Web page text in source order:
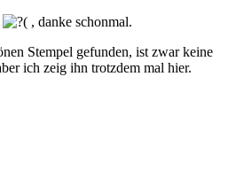
, danke schonmal.
Stempel gefunden, ist zwar keine
ich zeig ihn trotzdem mal hier.